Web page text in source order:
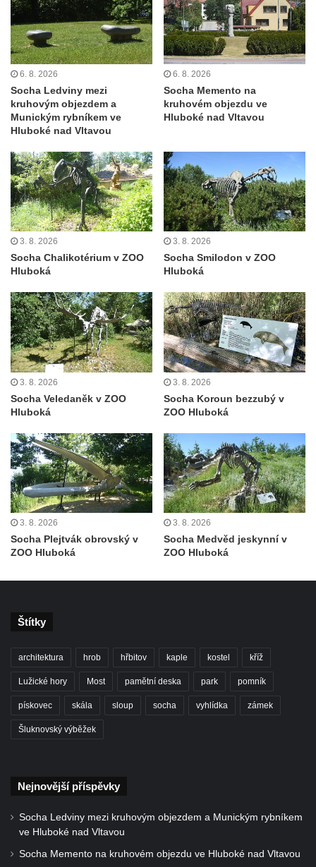
východně od Srbské Kamenice
Busta Jana Amose Komenského na domě
čp. 37 v Račicích
Československé armády v Teplicích
Socha Medvídě v Tierpark Chemnitz
Sochy Ležící žena v Tierpark Chemnitz
Sochy Ptáci v Tierpark Chemnitz
Socha Skupina jeřábů v Tierpark Chemnitz
Socha Panter v ZOO Leipzig
Socha Dívka s mušlí v ZOO Leipzig
Socha Tygr v ZOO Leipzig
Socha Atlet v ZOO Leipzig
Busta Karla Maxe Schneidera v ZOO
Leipzig
Socha Iásón v ZOO Leipzig
Socha Mladý slon v ZOO Leipzig
Socha Uprchlý otrok bojuje s divokým psem
Socha krokodýla v ZOO Dresden
Socha slona v ZOO Dresden
Socha Faun s medvíďaty v ZOO Dresden
Socha divokého prasete před vstupem do
ZOO Dresden
Socha světce severně od Lužce nad
a 30. výročí listopadu 1989 v Hrobčicích
Boží muka v parku před domem čp. 17 v
Hrobčic
Mirošovicích
Socha býka před areálem firmy 2JCP v
Račicích
6. 8. 2026
Socha Ledviny mezi
kruhovým objezdem a
Munickým rybníkem ve
Hluboké nad Vltavou
6. 8. 2026
Socha Memento na
kruhovém objezdu ve
Hluboké nad Vltavou
3. 8. 2026
Socha Chalikotérium v ZOO
Hluboká
3. 8. 2026
Socha Smilodon v ZOO
Hluboká
3. 8. 2026
Socha Veledaněk v ZOO
Hluboká
3. 8. 2026
Socha Koroun bezzubý v
ZOO Hluboká
3. 8. 2026
Socha Plejtvák obrovský v
ZOO Hluboká
3. 8. 2026
Socha Medvěd jeskynní v
ZOO Hluboká
Štítky
architektura hrob hřbitov kaple kostel kříž
Lužické hory Most pamětní deska park pomník
pískovec skála sloup socha vyhlídka zámek
Šluknovský výběžek
Nejnovější příspěvky
Socha Ledviny mezi kruhovým objezdem a Munickým rybníkem
ve Hluboké nad Vltavou
Socha Memento na kruhovém objezdu ve Hluboké nad Vltavou